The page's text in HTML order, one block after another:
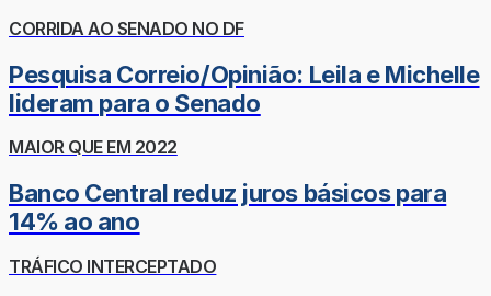
CORRIDA AO SENADO NO DF
Pesquisa Correio/Opinião: Leila e Michelle
lideram para o Senado
MAIOR QUE EM 2022
Banco Central reduz juros básicos para
14% ao ano
TRÁFICO INTERCEPTADO